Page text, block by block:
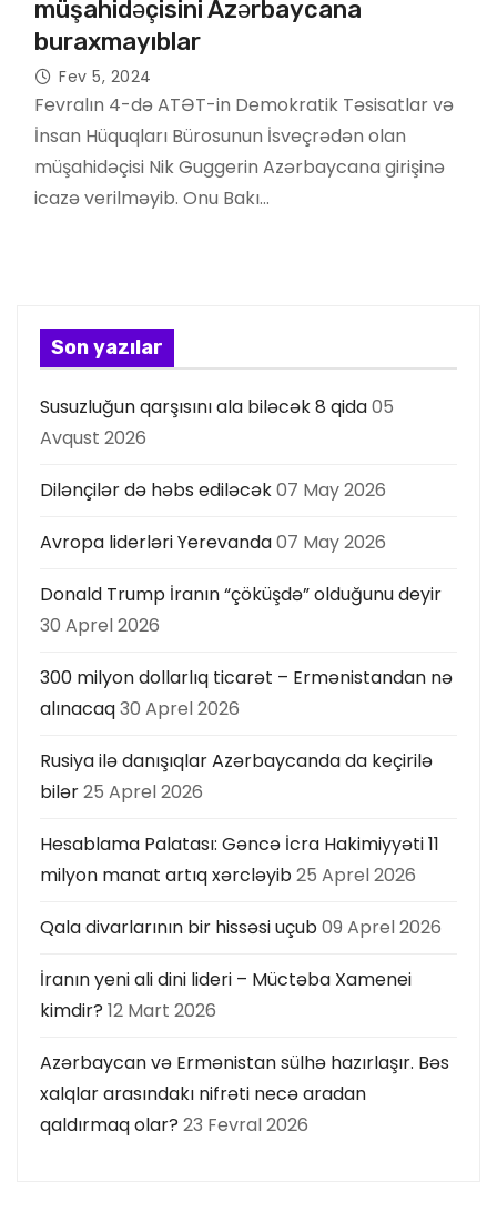
müşahidəçisini Azərbaycana
buraxmayıblar
Fev 5, 2024
Fevralın 4-də ATƏT-in Demokratik Təsisatlar və
İnsan Hüquqları Bürosunun İsveçrədən olan
müşahidəçisi Nik Guggerin Azərbaycana girişinə
icazə verilməyib. Onu Bakı…
Son yazılar
Susuzluğun qarşısını ala biləcək 8 qida05
Avqust 2026
Dilənçilər də həbs ediləcək07 May 2026
Avropa liderləri Yerevanda07 May 2026
Donald Trump İranın “çöküşdə” olduğunu deyir
30 Aprel 2026
300 milyon dollarlıq ticarət – Ermənistandan nə
alınacaq30 Aprel 2026
Rusiya ilə danışıqlar Azərbaycanda da keçirilə
bilər25 Aprel 2026
Hesablama Palatası: Gəncə İcra Hakimiyyəti 11
milyon manat artıq xərcləyib25 Aprel 2026
Qala divarlarının bir hissəsi uçub09 Aprel 2026
İranın yeni ali dini lideri – Müctəba Xamenei
kimdir? 12 Mart 2026
Azərbaycan və Ermənistan sülhə hazırlaşır. Bəs
xalqlar arasındakı nifrəti necə aradan
qaldırmaq olar? 23 Fevral 2026